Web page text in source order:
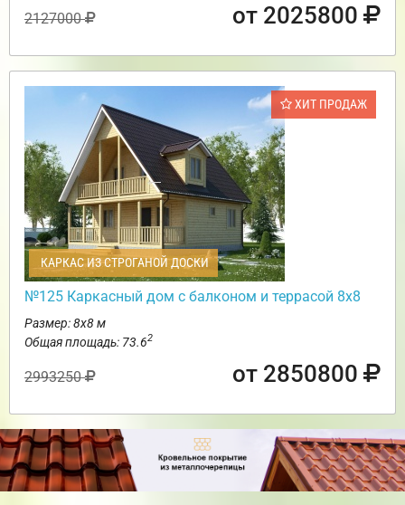
2127000 от 2025800
ХИТ ПРОДАЖ
КАРКАС ИЗ СТРОГАНОЙ ДОСКИ
№125 Каркасный дом с балконом и террасой 8х8
Размер: 8х8 м
Общая площадь: 73.62
2993250 от 2850800